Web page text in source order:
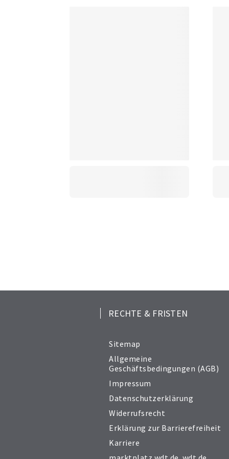
RECHTE & FRISTEN
Sitemap
Allgemeine
Geschäftsbedingungen (AGB)
Impressum
Datenschutzerklärung
Widerrufsrecht
Erklärung zur Barrierefreiheit
Karriere